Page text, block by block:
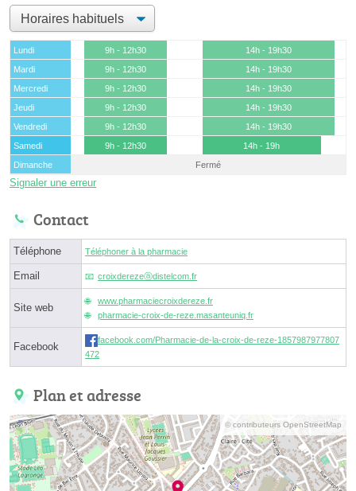
Lundi 9h - 12h30
14h - 19h30
Mardi
9h - 12h30
14h - 19h30
Mercredi
9h - 12h30
14h - 19h30
Jeudi
9h - 12h30
14h - 19h30
Vendredi
9h - 12h30
14h - 19h30
Samedi
9h - 12h30
14h - 19h
Dimanche
Fermé
Signaler une erreur
Contact
Téléphone Téléphoner à la pharmacie
Email croixderezeⓐdistelcom.fr
Site web
www.pharmaciecroixdereze.fr
pharmacie-croix-de-reze.masanteuniq.fr
Facebook
facebook.com/Pharmacie-de-la-croix-de-reze-1857987977807
472
Plan et adresse
© contributeurs OpenStreetMap